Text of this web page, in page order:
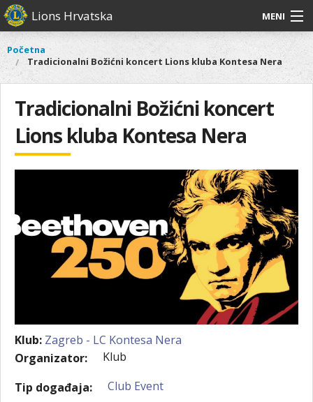
Skoči
na
sadržaj
Lions Hrvatska MENI
O nama
Lions Distrikt 126
Naši projekti
Aktivnosti
Glavni
izbornik
O
nama
Lions
Distrikt
Naši
projekti
Aktivnosti
Vi
ste
ovdje
Početna
Tradicionalni Božićni koncert Lions kluba Kontesa Nera
Tradicionalni Božićni koncert
Lions kluba Kontesa Nera
Klub: Zagreb - LC Kontesa Nera
Organizator:
Klub
Tip događaja:
Club Event